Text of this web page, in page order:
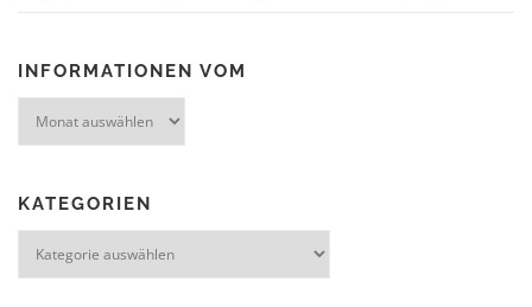
INFORMATIONEN VOM
KATEGORIEN